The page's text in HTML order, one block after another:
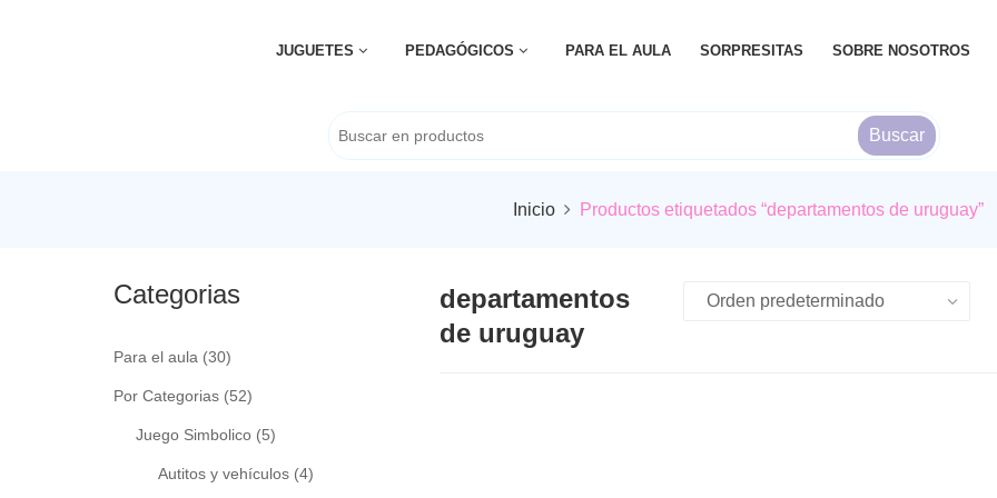
JUGUETES PEDAGÓGICOS PARA EL AULA SORPRESITAS SOBRE NOSOTROS
Buscar
Inicio Productos etiquetados “departamentos de uruguay”
Categorias
Para el aula (30)
Por Categorias (52)
Juego Simbolico (5)
Autitos y vehículos (4)
departamentos
de uruguay